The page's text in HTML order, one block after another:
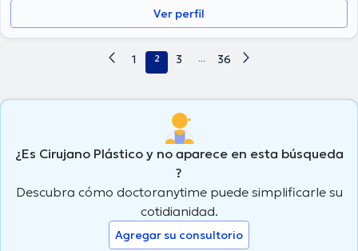
Ver perfil
1 2 3 ... 36
¿Es Cirujano Plástico y no aparece en esta búsqueda
?
Descubra cómo doctoranytime puede simplificarle su
cotidianidad.
Agregar su consultorio